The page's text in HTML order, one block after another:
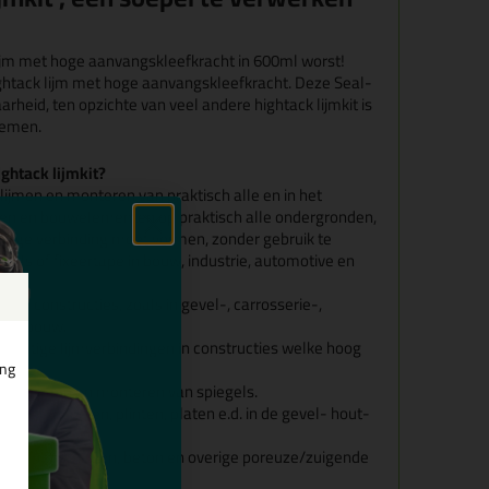
met hoge aanvangskleefkracht in 600ml worst!
lijm met hoge aanvangskleefkracht. Deze Seal-
ten opzichte van veel andere hightack lijmkit is
lijmkit?
en monteren van praktisch alle en in het
en bouwelementen op praktisch alle ondergronden,
verbinding moet vormen, zonder gebruik te
of fixeertape in bouw, industrie, automotive en
constructies, zoals in gevel-, carrosserie-,
lijmverbindingen in constructies welke hoog
en monteren van spiegels.
panelen, plinten, platen e.d. in de gevel- hout-
natuursteen, beton en overige poreuze/zuigende